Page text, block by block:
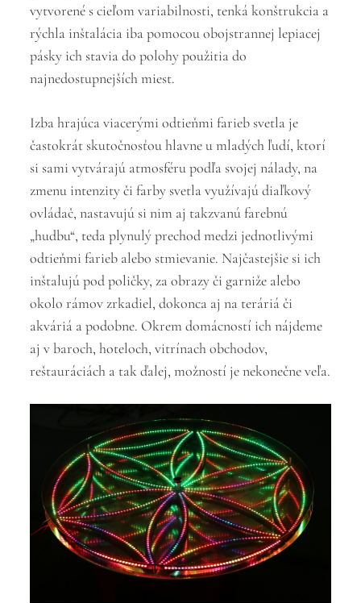
vytvorené s cieľom variabilnosti, tenká konštrukcia a
rýchla inštalácia iba pomocou obojstrannej lepiacej
pásky ich stavia do polohy použitia do
najnedostupnejších miest.
Izba hrajúca viacerými odtieňmi farieb svetla je
častokrát skutočnosťou hlavne u mladých ľudí, ktorí
si sami vytvárajú atmosféru podľa svojej nálady, na
zmenu intenzity či farby svetla využívajú diaľkový
ovládač, nastavujú si nim aj takzvanú farebnú
„hudbu“, teda plynulý prechod medzi jednotlivými
odtieňmi farieb alebo stmievanie. Najčastejšie si ich
inštalujú pod poličky, za obrazy či garniže alebo
okolo rámov zrkadiel, dokonca aj na teráriá či
akváriá a podobne. Okrem domácností ich nájdeme
aj v baroch, hoteloch, vitrínach obchodov,
reštauráciách a tak ďalej, možností je nekonečne veľa.